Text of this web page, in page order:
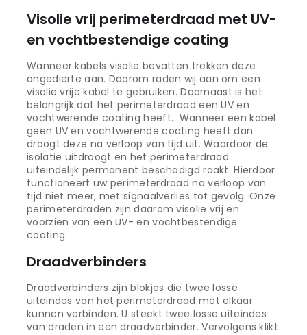
Visolie vrij perimeterdraad met UV-
en vochtbestendige coating
Wanneer kabels visolie bevatten trekken deze
ongedierte aan. Daarom raden wij aan om een
visolie vrije kabel te gebruiken. Daarnaast is het
belangrijk dat het perimeterdraad een UV en
vochtwerende coating heeft. Wanneer een kabel
geen UV en vochtwerende coating heeft dan
droogt deze na verloop van tijd uit. Waardoor de
isolatie uitdroogt en het perimeterdraad
uiteindelijk permanent beschadigd raakt. Hierdoor
functioneert uw perimeterdraad na verloop van
tijd niet meer, met signaalverlies tot gevolg. Onze
perimeterdraden zijn daarom visolie vrij en
voorzien van een UV- en vochtbestendige
coating.
Draadverbinders
Draadverbinders zijn blokjes die twee losse
uiteindes van het perimeterdraad met elkaar
kunnen verbinden. U steekt twee losse uiteindes
van draden in een draadverbinder. Vervolgens klikt